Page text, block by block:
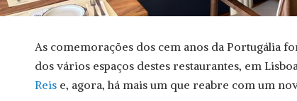
As comemorações dos cem anos da Portugália
dos vários espaços destes restaurantes, em
Reis e, agora, há mais um que reabre com um